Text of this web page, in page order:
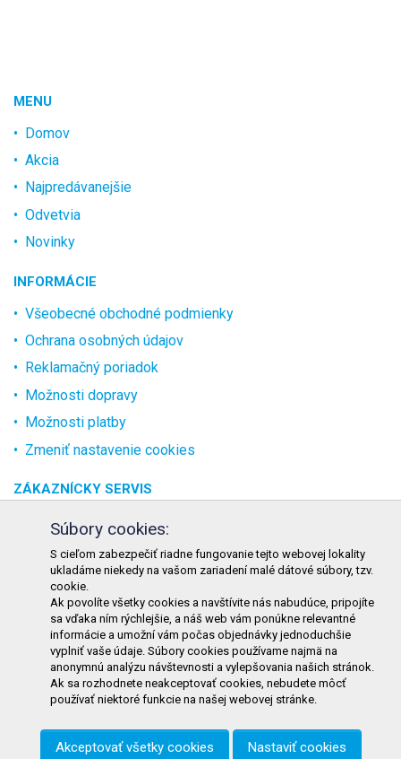
MENU
Domov
Akcia
Najpredávanejšie
Odvetvia
Novinky
INFORMÁCIE
Všeobecné obchodné podmienky
Ochrana osobných údajov
Reklamačný poriadok
Možnosti dopravy
Možnosti platby
Zmeniť nastavenie cookies
ZÁKAZNÍCKY SERVIS
O spoločnosti
Kontakt
Odstúpenie od zmluvy online
KONTAKT
TURON GASTRO s.r.o.
Starohorského 4328/3
031 01 Liptovský Mikuláš
Slovenská republika
Telefón:+421 911 585 730
Súbory cookies:
S cieľom zabezpečiť riadne fungovanie tejto webovej lokality
ukladáme niekedy na vašom zariadení malé dátové súbory, tzv.
cookie.
Ak povolíte všetky cookies a navštívite nás nabudúce, pripojíte
sa vďaka ním rýchlejšie, a náš web vám ponúkne relevantné
informácie a umožní vám počas objednávky jednoduchšie
vyplniť vaše údaje. Súbory cookies používame najmä na
anonymnú analýzu návštevnosti a vylepšovania našich stránok.
Ak sa rozhodnete neakceptovať cookies, nebudete môcť
používať niektoré funkcie na našej webovej stránke.
Akceptovať všetky cookies Nastaviť cookies